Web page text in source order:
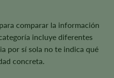
comparar la información
incluye diferentes
por sí sola no te indica qué
concreta.